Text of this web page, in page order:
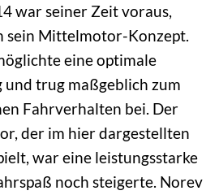
war seiner Zeit voraus,
sein Mittelmotor-Konzept.
eine optimale
trug maßgeblich zum
Fahrverhalten bei. Der
der im hier dargestellten
war eine leistungsstarke
noch steigerte. Norev